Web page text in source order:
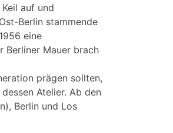
auf und
Berlin stammende
eine
Berliner Mauer brach
prägen sollten,
Atelier. Ab den
Berlin und Los